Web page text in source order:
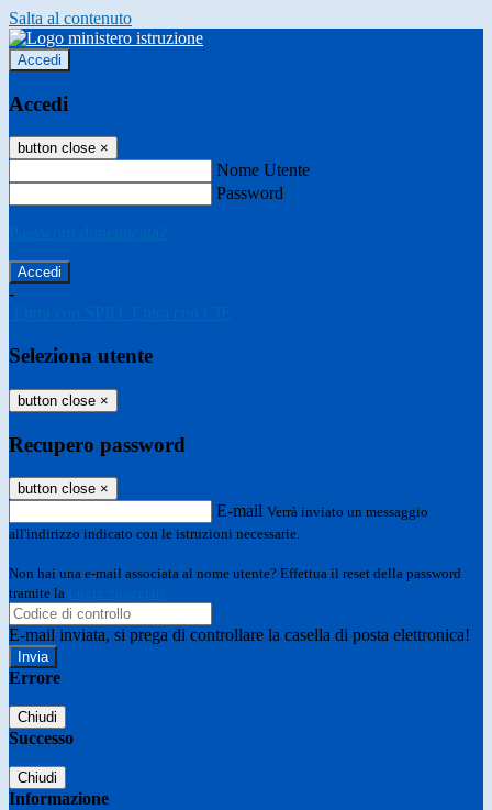
Salta al contenuto
Accedi
Accedi
button close ×
Nome Utente
Password
-
Seleziona utente
button close ×
Recupero password
button close ×
E-mail Verrà inviato un messaggio
all'indirizzo indicato con le istruzioni necessarie.
Non hai una e-mail associata al nome utente? Effettua il reset della password
tramite la
E-mail inviata, si prega di controllare la casella di posta elettronica!
Errore
Chiudi
Successo
Chiudi
Informazione